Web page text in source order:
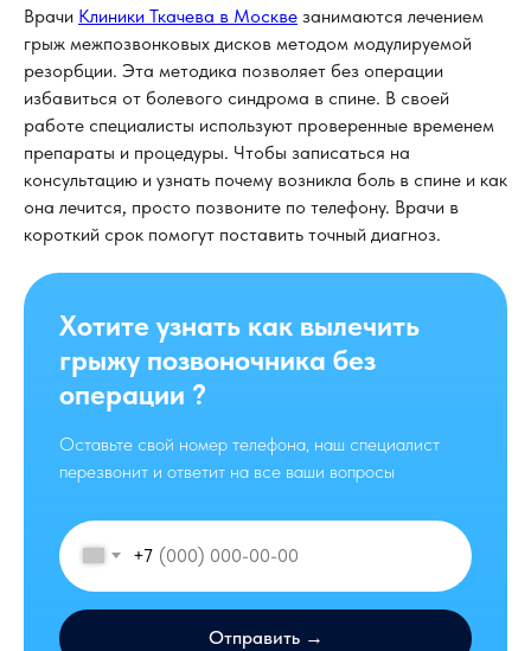
Врачи Клиники Ткачева в Москве занимаются лечением
грыж межпозвонковых дисков методом модулируемой
резорбции. Эта методика позволяет без операции
избавиться от болевого синдрома в спине. В своей
работе специалисты используют проверенные временем
препараты и процедуры. Чтобы записаться на
консультацию и узнать почему возникла боль в спине и как
она лечится, просто позвоните по телефону. Врачи в
короткий срок помогут поставить точный диагноз.
Хотите узнать как вылечить
грыжу позвоночника без
операции ?
Оставьте свой номер телефона, наш специалист
перезвонит и ответит на все ваши вопросы
+7
Отправить →